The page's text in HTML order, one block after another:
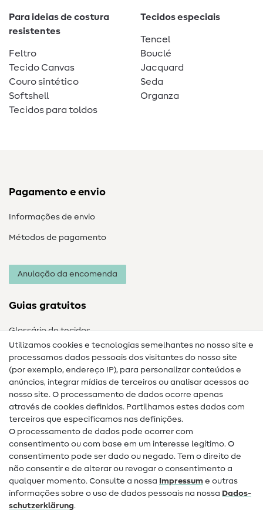
Para ideias de costura
resistentes
Feltro
Tecido Canvas
Couro sintético
Softshell
Tecidos para toldos
Tecidos especiais
Tencel
Bouclé
Jacquard
Seda
Organza
Pagamento e envio
Informações de envio
Métodos de pagamento
Anulação da encomenda
Guias gratuitos
Glossário de tecidos
Guias de costura
Ajuda e contacto
Contacto
Mudança de proprietário
Perguntas frequentes (FAQ)
Direito de cancelamento
Popular
Utilizamos cookies e tecnologias semelhantes no nosso site e
processamos dados pessoais dos visitantes do nosso site
(por exemplo, endereço IP), para personalizar conteúdos e
anúncios, integrar mídias de terceiros ou analisar acessos ao
nosso site. O processamento de dados ocorre apenas
através de cookies definidos. Partilhamos estes dados com
terceiros que especificamos nas definições.
O processamento de dados pode ocorrer com
consentimento ou com base em um interesse legítimo. O
consentimento pode ser dado ou negado. Tem o direito de
não consentir e de alterar ou revogar o consentimento a
qualquer momento. Consulte a nossa Impressum e outras
informações sobre o uso de dados pessoais na nossa Dados­
schutz­erklärung.